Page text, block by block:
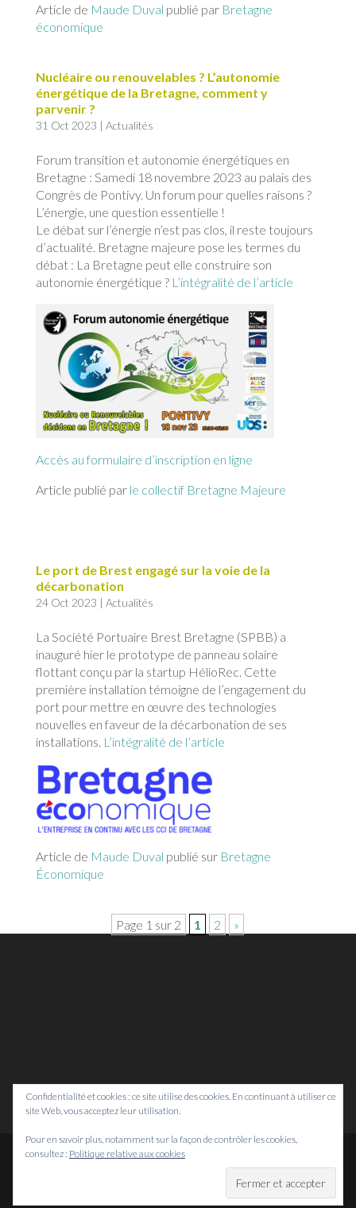
Article de Maude Duval publié par Bretagne
économique
Nucléaire ou renouvelables ? L’autonomie
énergétique de la Bretagne, comment y
parvenir ?
31 Oct 2023 | Actualités
Forum transition et autonomie énergétiques en
Bretagne : Samedi 18 novembre 2023 au palais des
Congrès de Pontivy. Un forum pour quelles raisons ?
L’énergie, une question essentielle !
Le débat sur l’énergie n’est pas clos, il reste toujours
d’actualité. Bretagne majeure pose les termes du
débat : La Bretagne peut elle construire son
autonomie énergétique ? L’intégralité de l’article
Accès au formulaire d’inscription en ligne
Article publié par le collectif Bretagne Majeure
Le port de Brest engagé sur la voie de la
décarbonation
24 Oct 2023 | Actualités
La Société Portuaire Brest Bretagne (SPBB) a
inauguré hier le prototype de panneau solaire
flottant conçu par la startup HélioRec. Cette
première installation témoigne de l’engagement du
port pour mettre en œuvre des technologies
nouvelles en faveur de la décarbonation de ses
installations. L’intégralité de l’article
Article de Maude Duval publié sur Bretagne
Économique
Page 1 sur 2 1 2 »
2026
Mentions légales
Confidentialité et cookies : ce site utilise des cookies. En continuant à utiliser ce
site Web, vous acceptez leur utilisation.
Pour en savoir plus, notamment sur la façon de contrôler les cookies,
consultez : Politique relative aux cookies